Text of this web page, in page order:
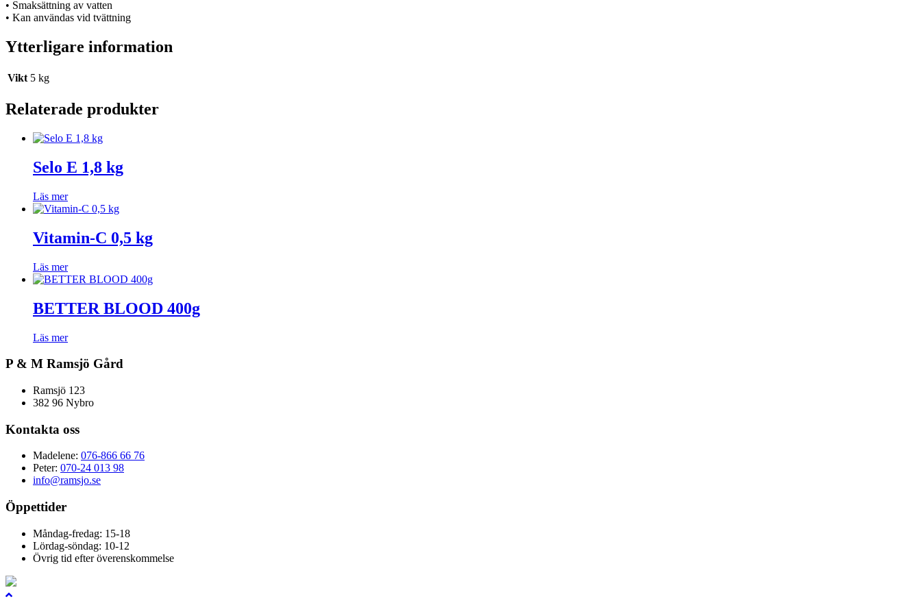
• Smaksättning av vatten
• Kan användas vid tvättning
Ytterligare information
Vikt 5 kg
Relaterade produkter
Selo E 1,8 kg
Läs mer
Vitamin-C 0,5 kg
Läs mer
BETTER BLOOD 400g
Läs mer
P & M Ramsjö Gård
Ramsjö 123
382 96 Nybro
Kontakta oss
Madelene: 076-866 66 76
Peter: 070-24 013 98
info@ramsjo.se
Öppettider
Måndag-fredag: 15-18
Lördag-söndag: 10-12
Övrig tid efter överenskommelse